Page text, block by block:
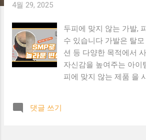
4월 29, 2025
두피에 맞지 않는 가발,
수 있습니다 가발은 탈
션 등 다양한 목적에서
자신감을 높여주는 아이
피에 맞지 않는 제품 을
지 않는 재질 → 땀과 열
댓글 쓰기